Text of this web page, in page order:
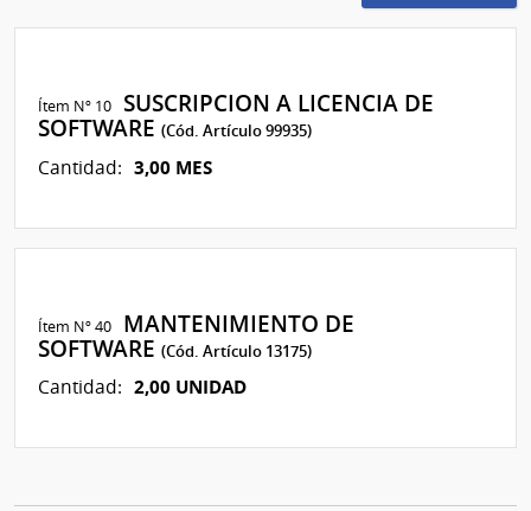
Ítem Nº 10
SUSCRIPCION A LICENCIA DE
SOFTWARE(Cód. Artículo 99935)
Cantidad: 3,00 MES
Ítem Nº 40
MANTENIMIENTO DE
SOFTWARE(Cód. Artículo 13175)
Cantidad: 2,00 UNIDAD